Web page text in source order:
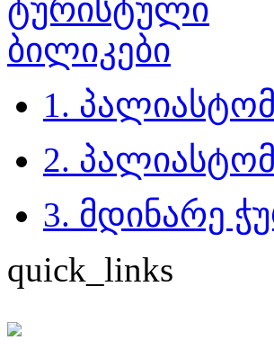
1.
2.
3. მდინარე
quick_links